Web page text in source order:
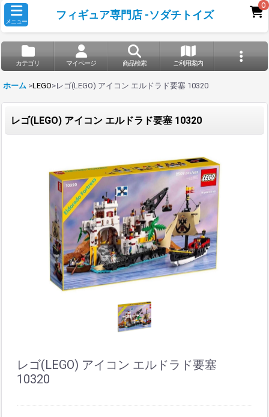
メニュー
フィギュア専門店 -ソダチトイズ
0
カテゴリ マイページ 商品検索 ご利用案内
ホーム >LEGO>レゴ(LEGO) アイコン エルドラド要塞 10320
レゴ(LEGO) アイコン エルドラド要塞 10320
レゴ(LEGO) アイコン エルドラド要塞
10320